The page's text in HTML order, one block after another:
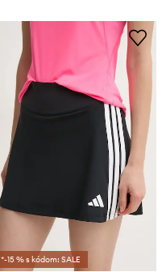
*-15 % s kódom: SALE